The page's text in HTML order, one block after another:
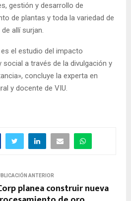
gestión y desarrollo de
de plantas y toda la variedad de
allí surjan.
el estudio del impacto
a través de la divulgación y
concluye la experta en
y docente de VIU.
ANTERIOR
planea construir nueva